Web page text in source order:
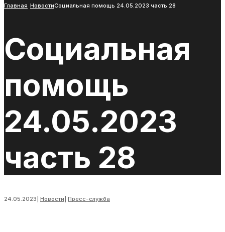
Главная НовостиСоциальная помощь 24.05.2023 часть 28
Социальная
помощь
24.05.2023
часть 28
24.05.2023 Новости Пресс-служба